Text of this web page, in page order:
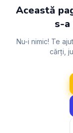
Această
s-a
Nu-i nimic! Te
cărți,